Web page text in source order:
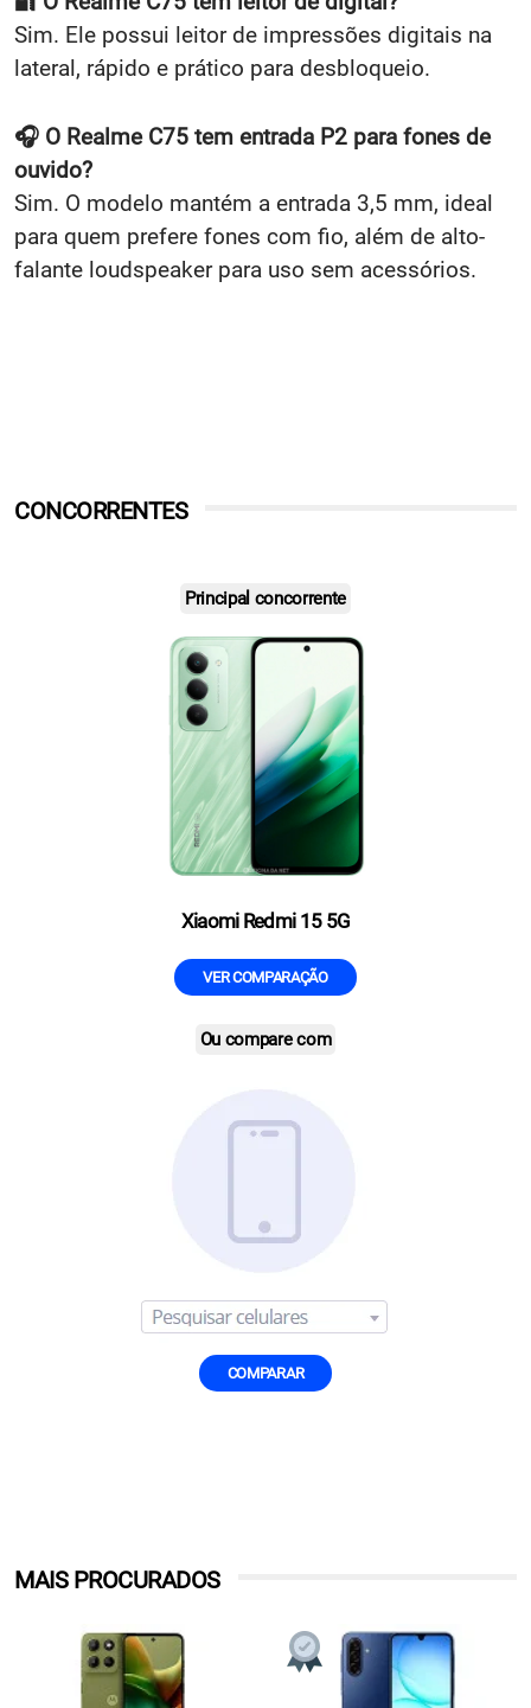
Sim. Ele possui leitor de impressões digitais na
lateral, rápido e prático para desbloqueio.
🎧 O Realme C75 tem entrada P2 para fones de
ouvido?
Sim. O modelo mantém a entrada 3,5 mm, ideal
para quem prefere fones com fio, além de alto-
falante loudspeaker para uso sem acessórios.
CONCORRENTES
Principal concorrente
Xiaomi Redmi 15 5G
VER COMPARAÇÃO
Ou compare com
COMPARAR
MAIS PROCURADOS